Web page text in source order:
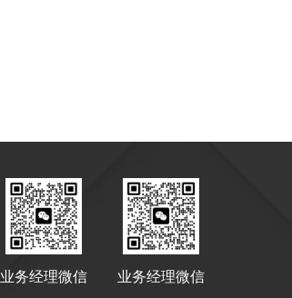
业务经理微信 业务经理微信